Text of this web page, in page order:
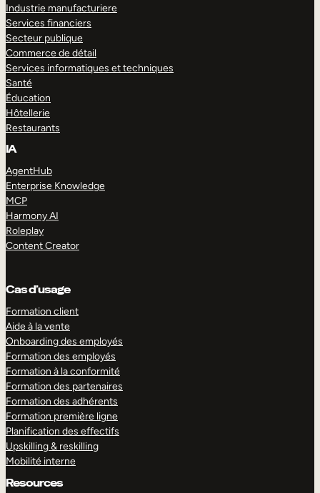
Industrie manufacturiere
Services financiers
Secteur publique
Commerce de détail
Services informatiques et techniques
Santé
Éducation
Hôtellerie
Restaurants
IA
AgentHub
Enterprise Knowledge
MCP
Harmony AI
Roleplay
Content Creator
Cas d’usage
Formation client
Aide à la vente
Onboarding des employés
Formation des employés
Formation à la conformité
Formation des partenaires
Formation des adhérents
Formation première ligne
Planification des effectifs
Upskilling & reskilling
Mobilité interne
Resources